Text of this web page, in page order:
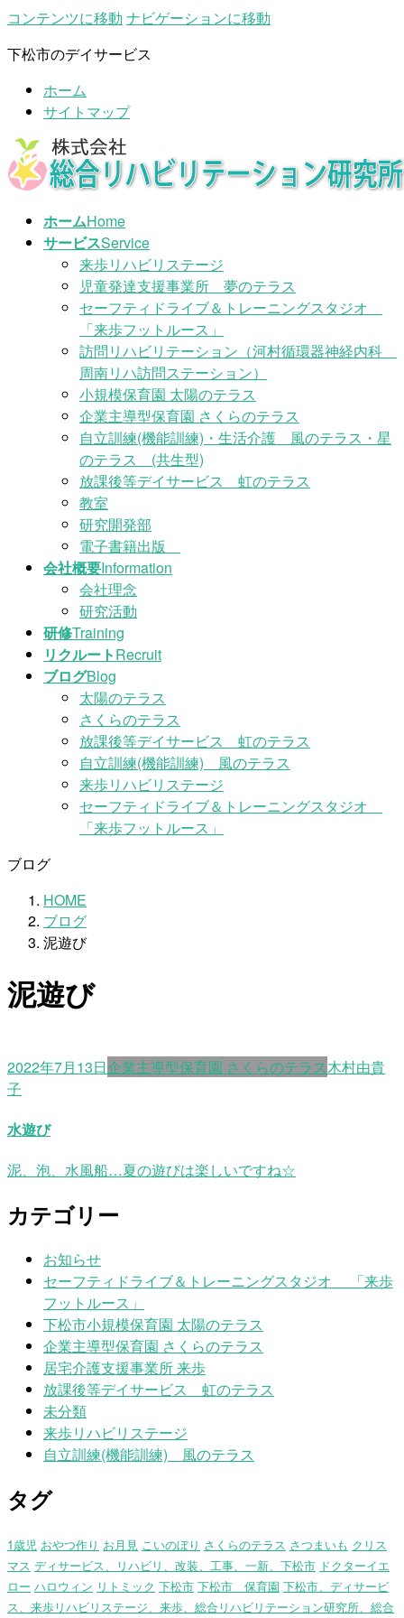
コンテンツに移動 ナビゲーションに移動
下松市のデイサービス
ホーム
サイトマップ
ホームHome
サービスService
来歩リハビリステージ
児童発達支援事業所 夢のテラス
セーフティドライブ＆トレーニングスタジオ
「来歩フットルース」
訪問リハビリテーション（河村循環器神経内科
周南リハ訪問ステーション）
小規模保育園 太陽のテラス
企業主導型保育園 さくらのテラス
自立訓練(機能訓練)・生活介護 風のテラス・星
のテラス (共生型)
放課後等デイサービス 虹のテラス
教室
研究開発部
電子書籍出版
会社概要Information
会社理念
研究活動
研修Training
リクルートRecruit
ブログBlog
太陽のテラス
さくらのテラス
放課後等デイサービス 虹のテラス
自立訓練(機能訓練) 風のテラス
来歩リハビリステージ
セーフティドライブ＆トレーニングスタジオ
「来歩フットルース」
ブログ
HOME
ブログ
泥遊び
泥遊び
2022年7月13日企業主導型保育園 さくらのテラス木村由貴
子
水遊び
泥、泡、水風船…夏の遊びは楽しいですね☆
カテゴリー
お知らせ
セーフティドライブ＆トレーニングスタジオ 「来歩
フットルース」
下松市小規模保育園 太陽のテラス
企業主導型保育園 さくらのテラス
居宅介護支援事業所 来歩
放課後等デイサービス 虹のテラス
未分類
来歩リハビリステージ
自立訓練(機能訓練) 風のテラス
タグ
1歳児 おやつ作り お月見 こいのぼり さくらのテラス さつまいも クリス
マス ディサービス、リハビリ、改装、工事、一新、下松市 ドクターイエ
ロー ハロウィン リトミック 下松市 下松市 保育園 下松市、ディサービ
ス、来歩リハビリステージ、来歩、総合リハビリテーション研究所、総合